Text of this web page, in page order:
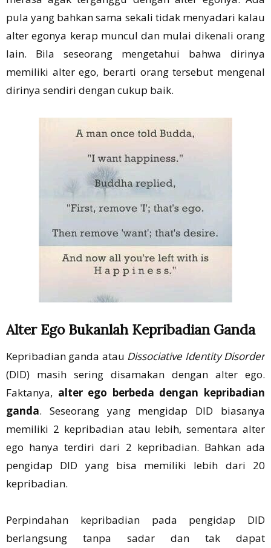
pula yang bahkan sama sekali tidak menyadari kalau
alter egonya kerap muncul dan mulai dikenali orang
lain. Bila seseorang mengetahui bahwa dirinya
memiliki alter ego, berarti orang tersebut mengenal
dirinya sendiri dengan cukup baik.
Alter Ego Bukanlah Kepribadian Ganda
Kepribadian ganda atau Dissociative Identity Disorder
(DID) masih sering disamakan dengan alter ego.
Faktanya, alter ego berbeda dengan kepribadian
ganda. Seseorang yang mengidap DID biasanya
memiliki 2 kepribadian atau lebih, sementara alter
ego hanya terdiri dari 2 kepribadian. Bahkan ada
pengidap DID yang bisa memiliki lebih dari 20
kepribadian.
Perpindahan kepribadian pada pengidap DID
berlangsung tanpa sadar dan tak dapat